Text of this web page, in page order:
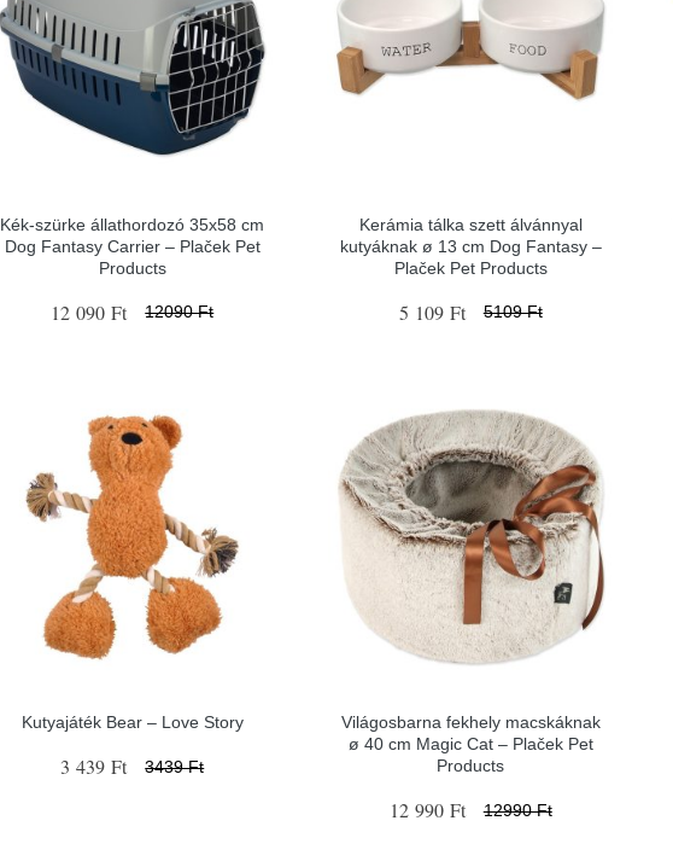
Kék-szürke állathordozó 35x58 cm
Dog Fantasy Carrier – Plaček Pet
Products
12 090 Ft 12090 Ft
Kerámia tálka szett álvánnyal
kutyáknak ø 13 cm Dog Fantasy –
Plaček Pet Products
5 109 Ft 5109 Ft
Kutyajáték Bear – Love Story
3 439 Ft 3439 Ft
Világosbarna fekhely macskáknak
ø 40 cm Magic Cat – Plaček Pet
Products
12 990 Ft 12990 Ft